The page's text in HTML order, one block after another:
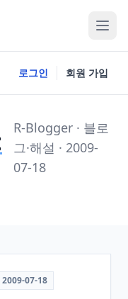
로그인 회원 가입
R-Blogger · 블로
그·해설 · 2009-
07-18
2009-07-18